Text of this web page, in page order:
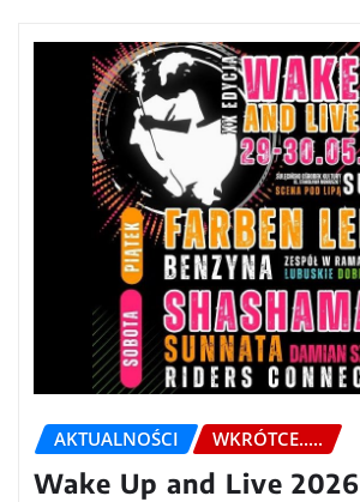
AKTUALNOŚCI WKRÓTCE.....
Wake Up and Live 2026